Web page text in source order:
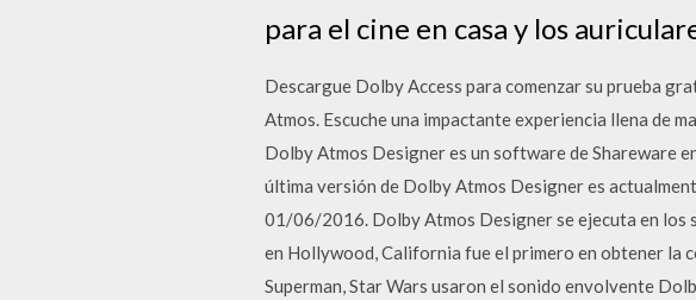
para el cine en casa y los
Descargue Dolby Access para comenzar su prueba
Atmos. Escuche una impactante experiencia llena de
Dolby Atmos Designer es un software de Shareware
última versión de Dolby Atmos Designer es
01/06/2016. Dolby Atmos Designer se ejecuta en
en Hollywood, California fue el primero en obtener la
Superman, Star Wars usaron el sonido envolvente